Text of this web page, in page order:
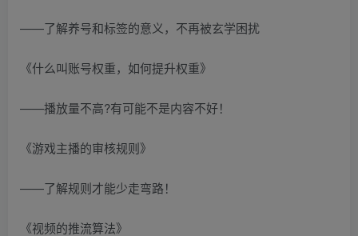
——了解养号和标签的意义，不再被玄学困扰
《什么叫账号权重，如何提升权重》
——播放量不高?有可能不是内容不好！
《游戏主播的审核规则》
——了解规则才能少走弯路！
《视频的推流算法》